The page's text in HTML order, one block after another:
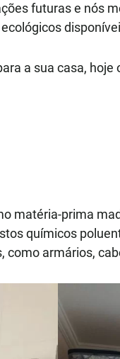
futuras e nós
a sua casa,
matéria-prima
químicos
armários,